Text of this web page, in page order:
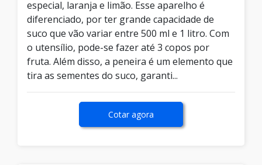
especial, laranja e limão. Esse aparelho é
diferenciado, por ter grande capacidade de
suco que vão variar entre 500 ml e 1 litro. Com
o utensílio, pode-se fazer até 3 copos por
fruta. Além disso, a peneira é um elemento que
tira as sementes do suco, garanti...
Cotar agora